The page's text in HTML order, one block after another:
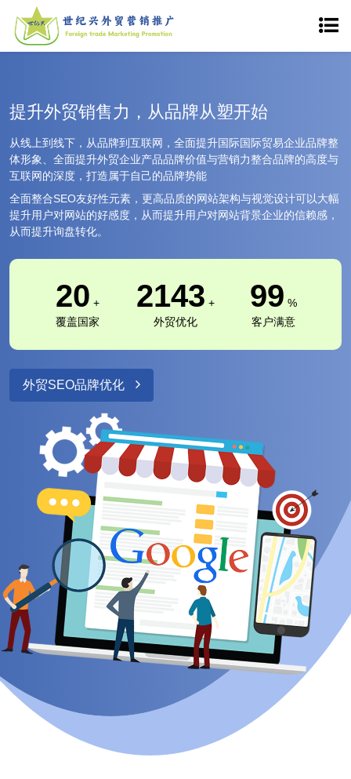
提升外贸销售力，从品牌从塑开始
从线上到线下，从品牌到互联网，全面提升国际国际贸易企业品牌整
体形象、全面提升外贸企业产品品牌价值与营销力整合品牌的高度与
互联网的深度，打造属于自己的品牌势能
全面整合SEO友好性元素，更高品质的网站架构与视觉设计可以大幅
提升用户对网站的好感度，从而提升用户对网站背景企业的信赖感，
从而提升询盘转化。
20 +
覆盖国家
2143 +
外贸优化
99 %
客户满意
外贸SEO品牌优化